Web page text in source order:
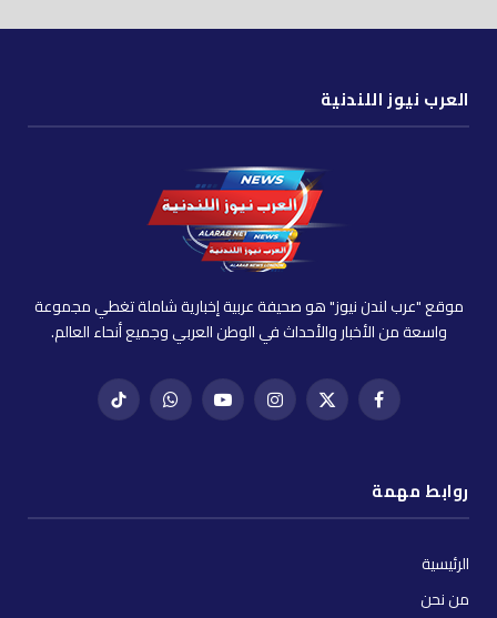
العرب نيوز اللندنية
موقع "عرب لندن نيوز" هو صحيفة عربية إخبارية شاملة تغطي مجموعة
واسعة من الأخبار والأحداث في الوطن العربي وجميع أنحاء العالم.
فيسبوكX
إنستغراميوتيوب واتساب تيك
روابط مهمة
الرئيسية
من نحن